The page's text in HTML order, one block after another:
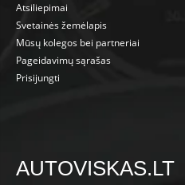
Atsiliepimai
Svetainės žemėlapis
Mūsų kolegos bei partneriai
Pageidavimų sąrašas
Prisijungti
AUTOVISKAS.LT